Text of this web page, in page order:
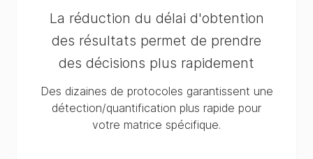
La réduction du délai d'obtention
des résultats permet de prendre
des décisions plus rapidement
Des dizaines de protocoles garantissent une
détection/quantification plus rapide pour
votre matrice spécifique.